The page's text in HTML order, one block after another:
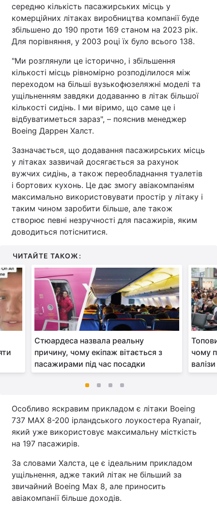
середню кількість пасажирських місць у
комерційних літаках виробництва компанії буде
збільшено до 190 проти 169 станом на 2023 рік.
Для порівняння, у 2003 році їх було всього 138.
"Ми розглянули це історично, і збільшення
кількості місць рівномірно розподілилося між
переходом на більші вузькофюзеляжні моделі та
ущільненням завдяки додаванню в літак більшої
кількості сидінь. І ми віримо, що саме це і
відбуватиметься зараз", – пояснив менеджер
Boeing Даррен Халст.
Зазначається, що додавання пасажирських місць
у літаках зазвичай досягається за рахунок
вужчих сидінь, а також переобладнання туалетів
і бортових кухонь. Це дає змогу авіакомпаніям
максимально використовувати простір у літаку і
таким чином заробити більше, але також
створює певні незручності для пасажирів, яким
доводиться потіснитися.
ЧИТАЙТЕ ТАКОЖ:
Стюардеса назвала реальну
причину, чому екіпаж вітається з
пасажирами під час посадки
чому
Особливо яскравим прикладом є літаки Boeing
737 MAX 8-200 ірландського лоукостера Ryanair,
який уже використовує максимальну місткість
на 197 пасажирів.
За словами Халста, це є ідеальним прикладом
ущільнення, адже такий літак не більший за
звичайний Boeing Max 8, але приносить
авіакомпанії більше доходів.